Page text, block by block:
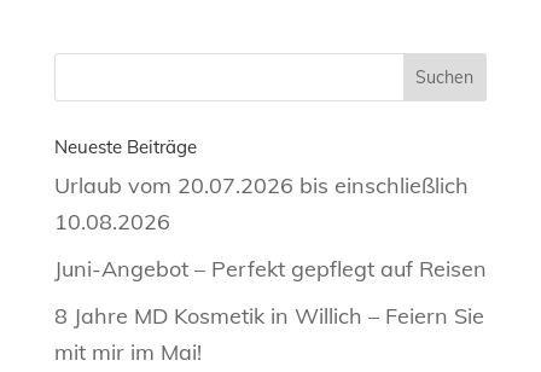
Neueste Beiträge
Urlaub vom 20.07.2026 bis einschließlich
10.08.2026
Juni-Angebot – Perfekt gepflegt auf Reisen
8 Jahre MD Kosmetik in Willich – Feiern Sie
mit mir im Mai!